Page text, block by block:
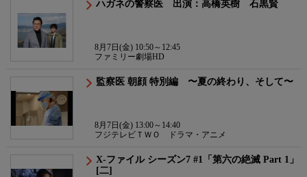
ハガネの警察医 出演：高橋英樹 石黒賢
8月7日(金) 10:50～12:45
ファミリー劇場HD
監察医 朝顔 特別編 〜夏の終わり、そして〜
8月7日(金) 13:00～14:40
フジテレビＴＷＯ ドラマ・アニメ
X-ファイル シーズン7 #1「第六の絶滅 Part 1」
[二]